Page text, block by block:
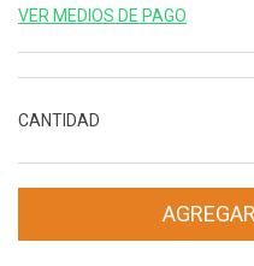
VER MEDIOS DE PAGO
CANTIDAD